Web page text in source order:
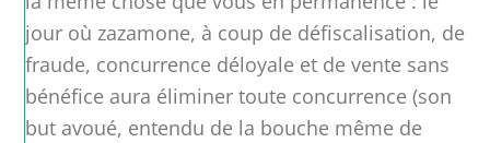
jour où zazamone, à coup de défiscalisation, de
fraude, concurrence déloyale et de vente sans
bénéfice aura éliminer toute concurrence (son
but avoué, entendu de la bouche même de